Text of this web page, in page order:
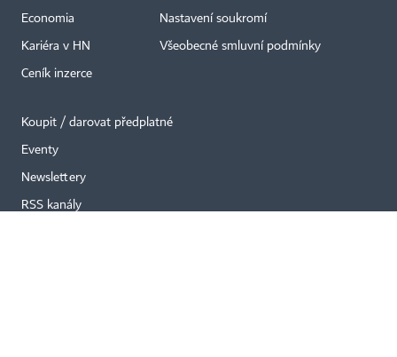
Economia
Kariéra v HN
Ceník inzerce
Nastavení soukromí
Všeobecné smluvní podmínky
Koupit / darovat předplatné
Eventy
Newslettery
RSS kanály